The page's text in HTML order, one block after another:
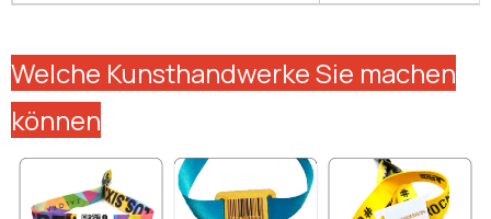
Welche Kunsthandwerke Sie machen
können